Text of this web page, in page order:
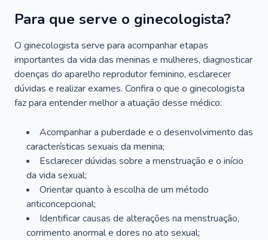
Para que serve o ginecologista?
O ginecologista serve para acompanhar etapas
importantes da vida das meninas e mulheres, diagnosticar
doenças do aparelho reprodutor feminino, esclarecer
dúvidas e realizar exames. Confira o que o ginecologista
faz para entender melhor a atuação desse médico:
Acompanhar a puberdade e o desenvolvimento das
características sexuais da menina;
Esclarecer dúvidas sobre a menstruação e o início
da vida sexual;
Orientar quanto à escolha de um método
anticoncepcional;
Identificar causas de alterações na menstruação,
corrimento anormal e dores no ato sexual;